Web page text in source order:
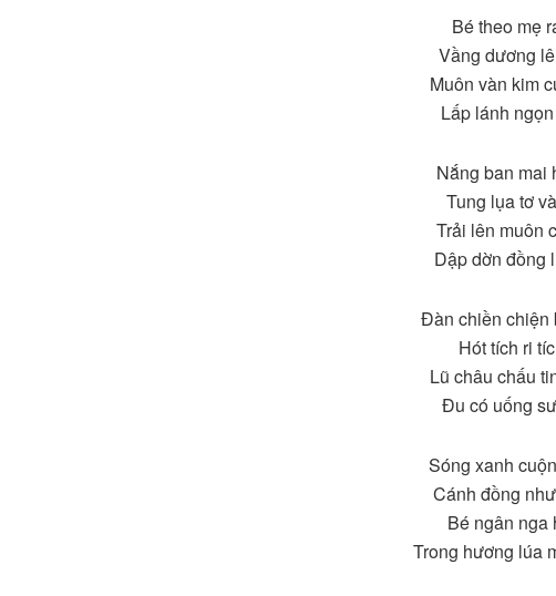
Bé theo mẹ
Vầng dương
Muôn vàn kim
Lấp lánh
Nắng ban mai
Tung lụa tơ
Trải lên muôn
Dập dờn đồng
Đàn chiền chiện
Hót tích ri
Lũ châu chấu
Đu có uống
Sóng xanh
Cánh đồng
Bé ngân nga
Trong hương lúa